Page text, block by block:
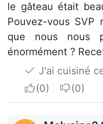
le gâteau était
Pouvez-vous SVP
que nous nous
énormément ?
J'ai cuisiné
I apreciate
I do